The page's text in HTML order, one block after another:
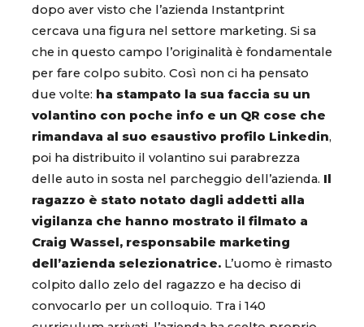
dopo aver visto che l’azienda Instantprint
cercava una figura nel settore marketing. Si sa
che in questo campo l’originalità è fondamentale
per fare colpo subito. Così non ci ha pensato
due volte: ha stampato la sua faccia su un
volantino con poche info e un QR cose che
rimandava al suo esaustivo profilo Linkedin,
poi ha distribuito il volantino sui parabrezza
delle auto in sosta nel parcheggio dell’azienda. Il
ragazzo è stato notato dagli addetti alla
vigilanza che hanno mostrato il filmato a
Craig Wassel, responsabile marketing
dell’azienda selezionatrice. L’uomo è rimasto
colpito dallo zelo del ragazzo e ha deciso di
convocarlo per un colloquio. Tra i 140